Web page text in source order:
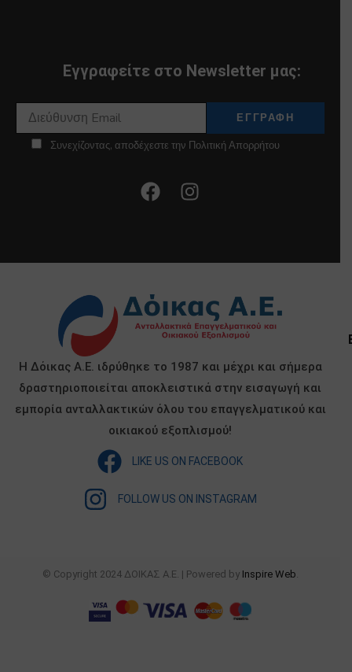
Εγγραφείτε στο Newsletter μας:
Συνεχίζοντας, αποδέχεστε την Πολιτική Απορρήτου
Η Δόικας Α.Ε. ιδρύθηκε το 1987 και μέχρι και σήμερα
δραστηριοποιείται αποκλειστικά στην εισαγωγή και
εμπορία ανταλλακτικών όλου του επαγγελματικού και
οικιακού εξοπλισμού!
LIKE US ON FACEBOOK
FOLLOW US ON INSTAGRAM
© Copyright 2024 ΔΟΙΚΑΣ Α.Ε. | Powered by Inspire Web.